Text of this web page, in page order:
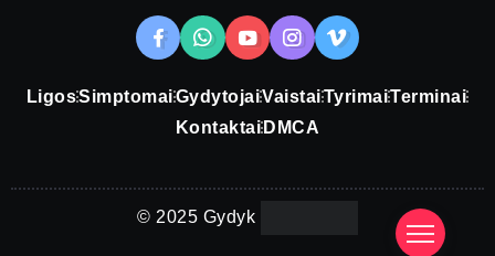
LigosSimptomaiGydytojaiVaistaiTyrimaiTerminai
Kontaktai DMCA
© 2025 Gydyk